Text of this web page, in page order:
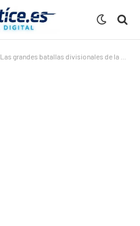
Las grandes batallas divisionales de la MLB arden: Yankees-Rays, Brewers-Cubs y Dodgers-Padres marcan el pulso de la temporada